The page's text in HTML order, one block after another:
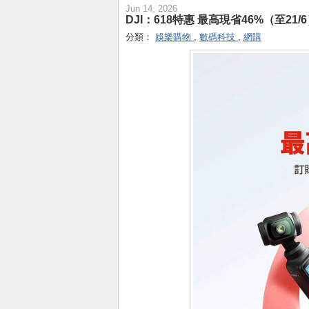
Jun 14, 2026
DJI：618特惠 最高現省46%（至21/
分類： 娛樂購物 , 數碼科技 , 網購